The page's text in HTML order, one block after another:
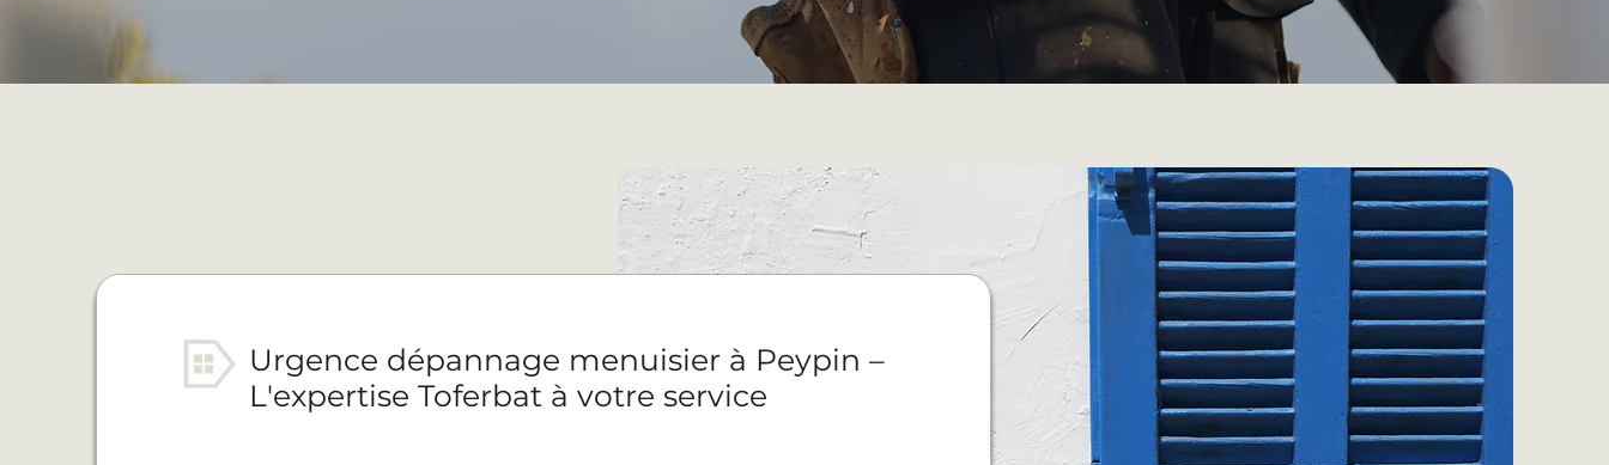
Urgence dépannage menuisier à Peypin –
L'expertise Toferbat à votre service